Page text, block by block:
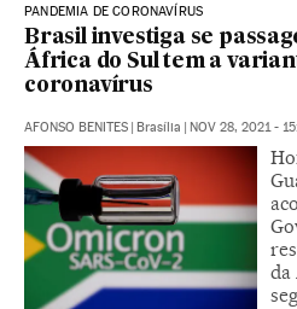
PANDEMIA DE CORONAVÍRUS
Brasil investiga se
África do Sul tem a
coronavírus
AFONSO BENITES Brasília NOV 28, 2021 -
da